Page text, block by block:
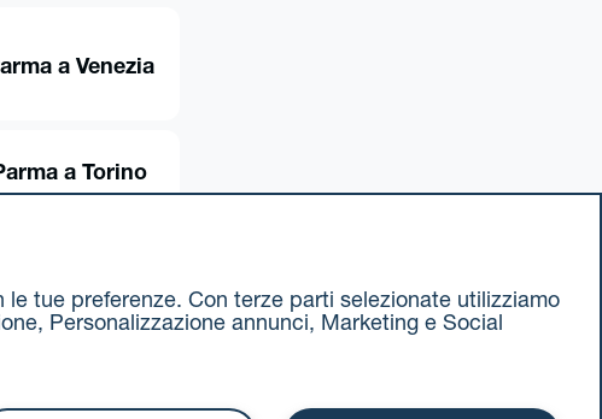
a Venezia
a Torino
tue preferenze. Con terze parti selezionate utilizziamo
Personalizzazione annunci, Marketing e Social